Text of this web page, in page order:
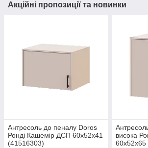
Акційні пропозиції та новинки
Антресоль до пеналу Doros
Ронді Кашемір ДСП 60х52х41
(41516303)
висока